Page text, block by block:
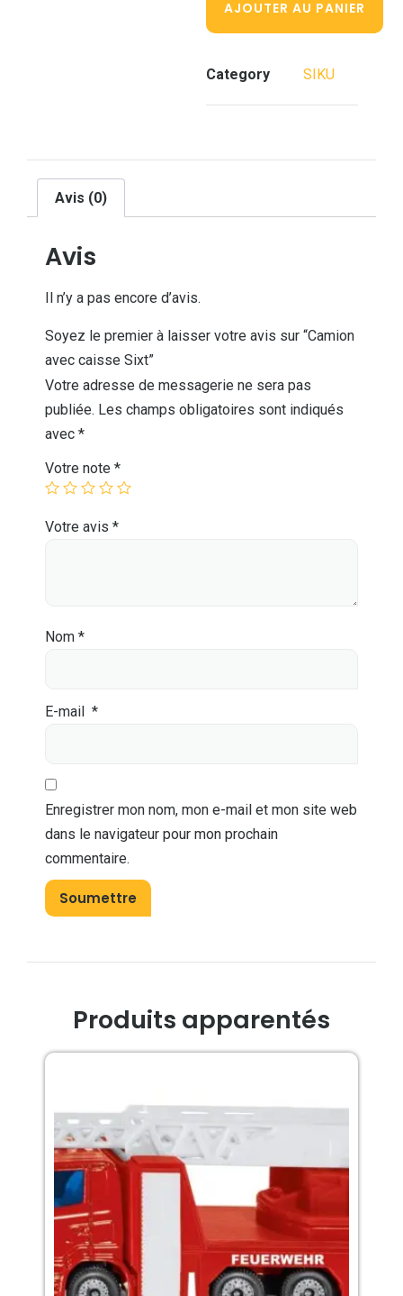
AJOUTER AU PANIER
Category SIKU
Avis (0)
Avis
Il n’y a pas encore d’avis.
Soyez le premier à laisser votre avis sur “Camion
avec caisse Sixt”
Votre adresse de messagerie ne sera pas
publiée. Les champs obligatoires sont indiqués
avec *
Votre note *
Votre avis *
Nom *
E-mail *
Enregistrer mon nom, mon e-mail et mon site web
dans le navigateur pour mon prochain
commentaire.
Produits apparentés